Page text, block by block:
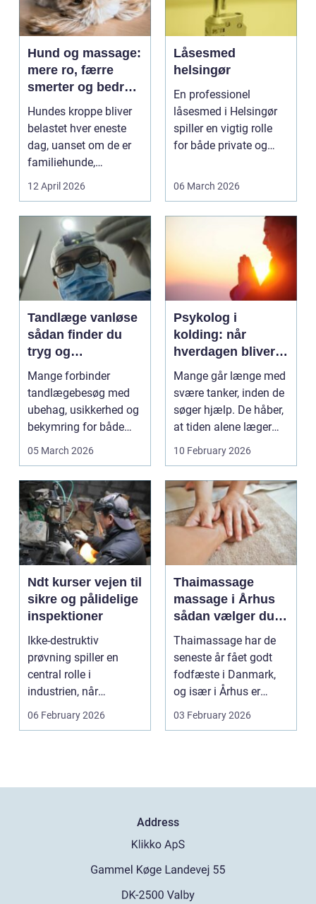
Hund og massage:
mere ro, færre
smerter og bedre
bevægelse
Hundes kroppe bliver
belastet hver eneste
dag, uanset om de er
familiehunde,
jagthunde,
konkurrenceh...
12 April 2026
Låsesmed
helsingør
En professionel
låsesmed i Helsingør
spiller en vigtig rolle
for både private og
06 March 2026
Tandlæge vanløse
sådan finder du
tryg og
professionel
tandpleje
Mange forbinder
tandlægebesøg med
ubehag, usikkerhed og
bekymring for både
smerter og pris.
05 March 2026
Psykolog i
kolding: når
hverdagen bliver
for tung at bære
alene
Mange går længe med
svære tanker, inden de
søger hjælp. De håber,
at tiden alene læger
sårene, at tr...
10 February 2026
Ndt kurser vejen til
sikre og pålidelige
inspektioner
Ikke-destruktiv
prøvning spiller en
central rolle i
industrien, når
konstruktioner,
svejsninger og k...
06 February 2026
Thaimassage
massage i Århus
sådan vælger du
den rette
behandling
Thaimassage har de
seneste år fået godt
fodfæste i Danmark,
og især i Århus er
udbuddet vokset
03 February 2026
Address